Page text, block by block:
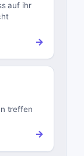
auf ihr
→
treffen
→